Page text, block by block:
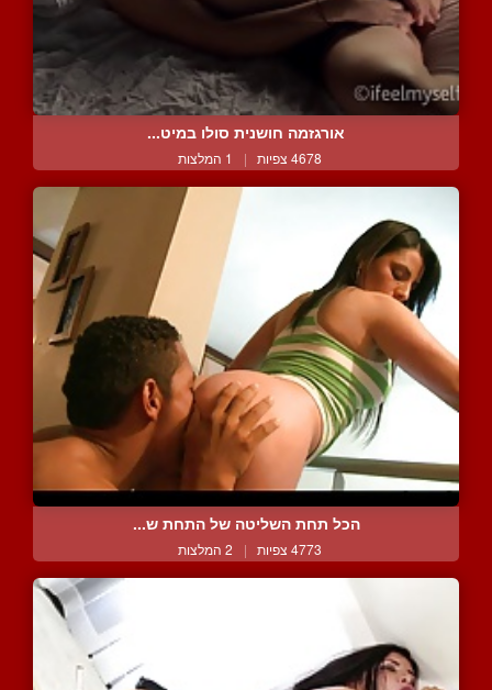
אורגזמה חושנית סולו במיט...
4678 צפיות | 1 המלצות
הכל תחת השליטה של התחת ש...
4773 צפיות | 2 המלצות